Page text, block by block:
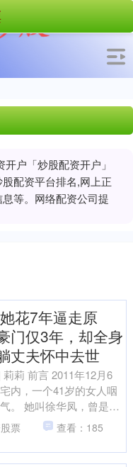
户「炒股配资开户」
配资平台排名,网上正
等。网络配资公司提
花7年逼走原
门仅3年，却全身
丈夫怀中去世
莉 前言 2011年12月6
内，一个41岁的女人咽
。 她叫徐华凤，曾是台
季军，曾是荧屏上的面
票 查看：185